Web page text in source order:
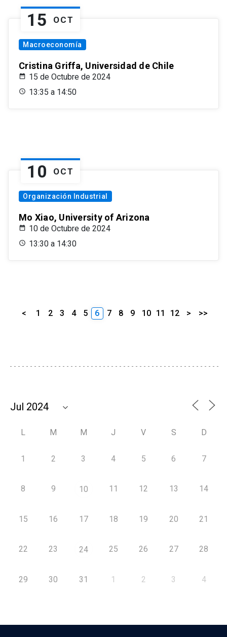
15 OCT
Macroeconomía
Cristina Griffa, Universidad de Chile
15 de Octubre de 2024
13:35 a 14:50
10 OCT
Organización Industrial
Mo Xiao, University of Arizona
10 de Octubre de 2024
13:30 a 14:30
< 1 2 3 4 5 6 7 8 9 10 11 12 > >>
L M M J V S D
1 2 3 4 5 6 7
8 9 10 11 12 13 14
15 16 17 18 19 20 21
22 23 24 25 26 27 28
29 30 31 1 2 3 4